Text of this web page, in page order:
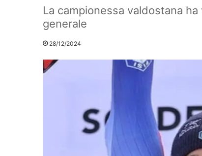
La campionessa valdostana
generale
28/12/2024